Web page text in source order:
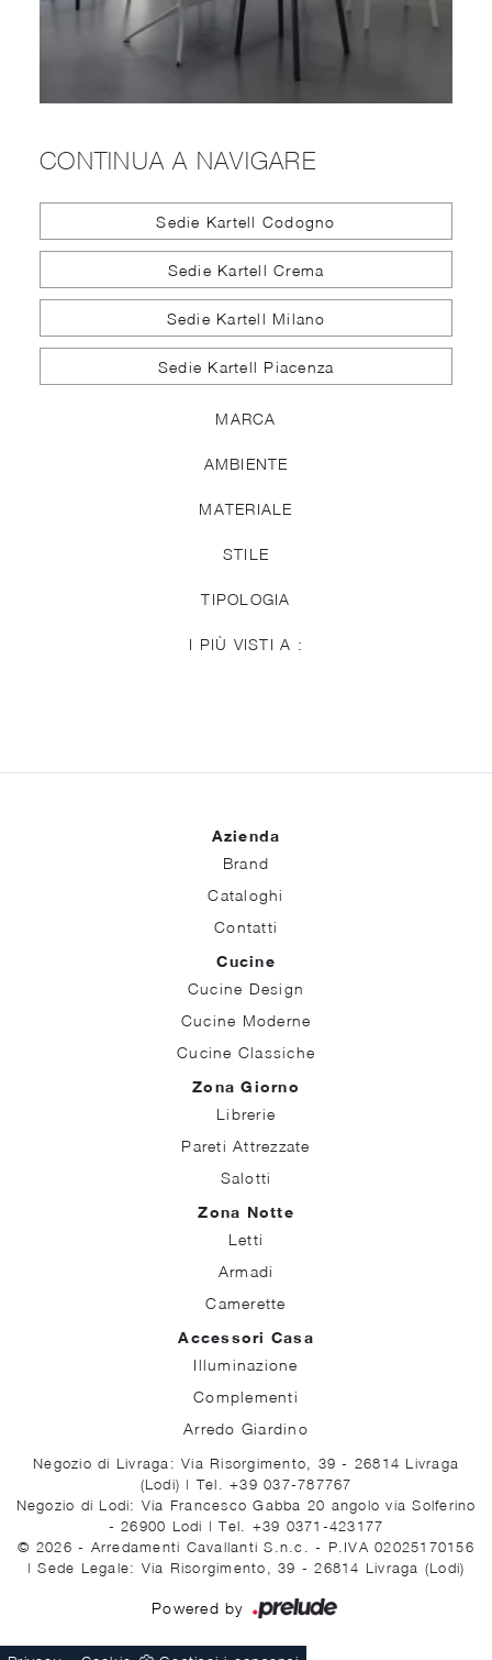
CONTINUA A NAVIGARE
Sedie Kartell Codogno
Sedie Kartell Crema
Sedie Kartell Milano
Sedie Kartell Piacenza
MARCA
AMBIENTE
MATERIALE
STILE
TIPOLOGIA
I PIÙ VISTI A :
Azienda
Brand
Cataloghi
Contatti
Cucine
Cucine Design
Cucine Moderne
Cucine Classiche
Zona Giorno
Librerie
Pareti Attrezzate
Salotti
Zona Notte
Letti
Armadi
Camerette
Accessori Casa
Illuminazione
Complementi
Arredo Giardino
Negozio di Livraga: Via Risorgimento, 39 - 26814 Livraga
(Lodi) | Tel. +39 037-787767
Negozio di Lodi: Via Francesco Gabba 20 angolo via Solferino
- 26900 Lodi |Tel. +39 0371-423177
© 2026 - Arredamenti Cavallanti S.n.c. - P.IVA 02025170156
|Sede Legale: Via Risorgimento, 39 - 26814 Livraga (Lodi)
Powered by